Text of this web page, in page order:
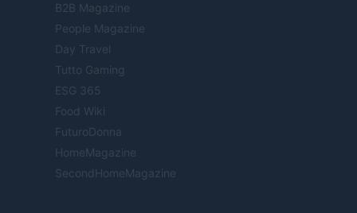
B2B Magazine
People Magazine
Day Travel
Tutto Gaming
ESG 365
Food Wiki
FuturoDonna
HomeMagazine
SecondHomeMagazine